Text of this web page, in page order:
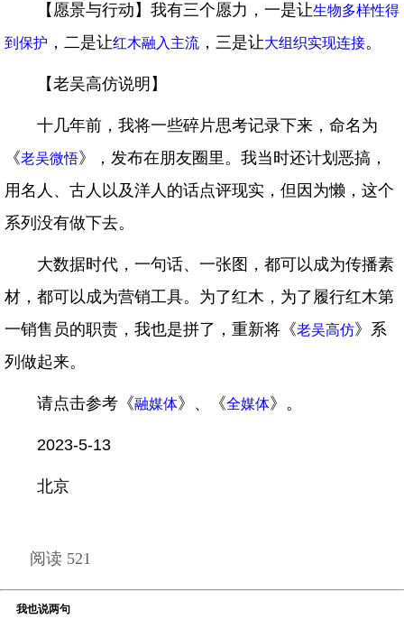
【愿景与行动】我有三个愿力，一是让生物多样性得
到保护 ，二是让红木融入主流 ，三是让大组织实现连接。
【老吴高仿说明】
十几年前，我将一些碎片思考记录下来，命名为
《老吴微悟》，发布在朋友圈里。我当时还计划恶搞，
用名人、古人以及洋人的话点评现实，但因为懒，这个
系列没有做下去。
大数据时代，一句话、一张图，都可以成为传播素
材，都可以成为营销工具。为了红木，为了履行红木第
一销售员的职责，我也是拼了，重新将《老吴高仿》系
列做起来。
请点击参考《融媒体》、《全媒体》。
2023-5-13
北京
阅读 521
我也说两句